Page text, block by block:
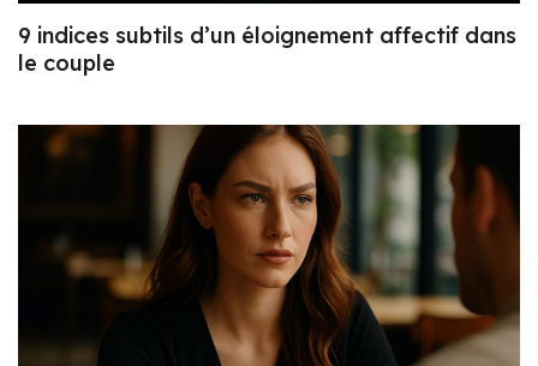
9 indices subtils d’un éloignement affectif dans
le couple